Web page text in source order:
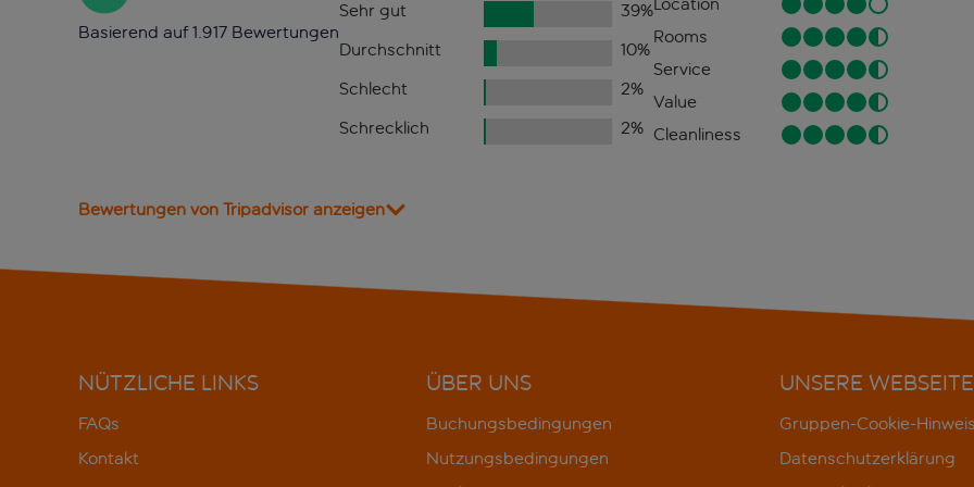
Basierend auf 1.917 Bewertungen
Sehr gut 39%
Durchschnitt
10%
Schlecht
2%
Schrecklich
2%
Rooms
Service
Value
Cleanliness
Bewertungen von Tripadvisor anzeigen
NÜTZLICHE LINKS
FAQs
Kontakt
ÜBER UNS
Buchungsbedingungen
Nutzungsbedingungen
UNSERE WEBSEITE
Gruppen-Cookie-
Datenschutzerklärung